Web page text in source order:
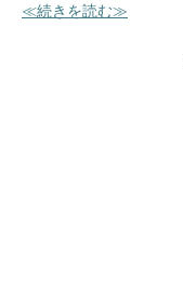
≪続きを読む≫